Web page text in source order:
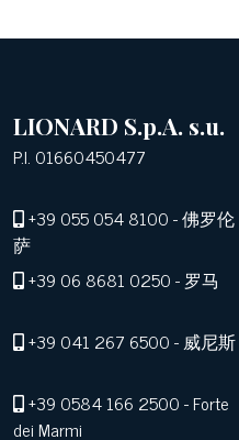
LIONARD S.p.A. s.u.
P.I. 01660450477
+39 055 054 8100- 佛罗伦
萨
+39 06 8681 0250- 罗马
+39 041 267 6500- 威尼斯
+39 0584 166 2500- Forte
dei Marmi